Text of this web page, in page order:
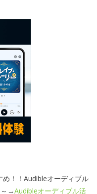
！！Audibleオーディブル
～→Audibleオーディブル活